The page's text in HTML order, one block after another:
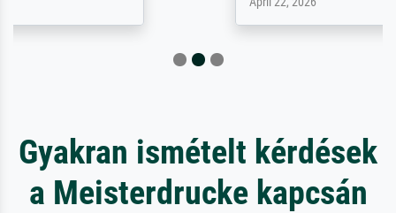
Gyakran ismételt kérdések
a Meisterdrucke kapcsán